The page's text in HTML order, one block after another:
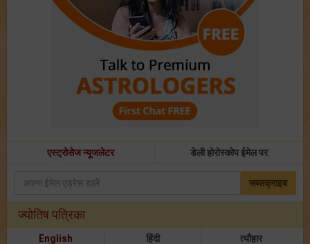
एस्ट्रोसेज न्यूजलेटर डेली होरोस्कोप ईमेल पर
सब्सक्राइब
ज्योतिष पत्रिका
English हिंदी त्यौहार